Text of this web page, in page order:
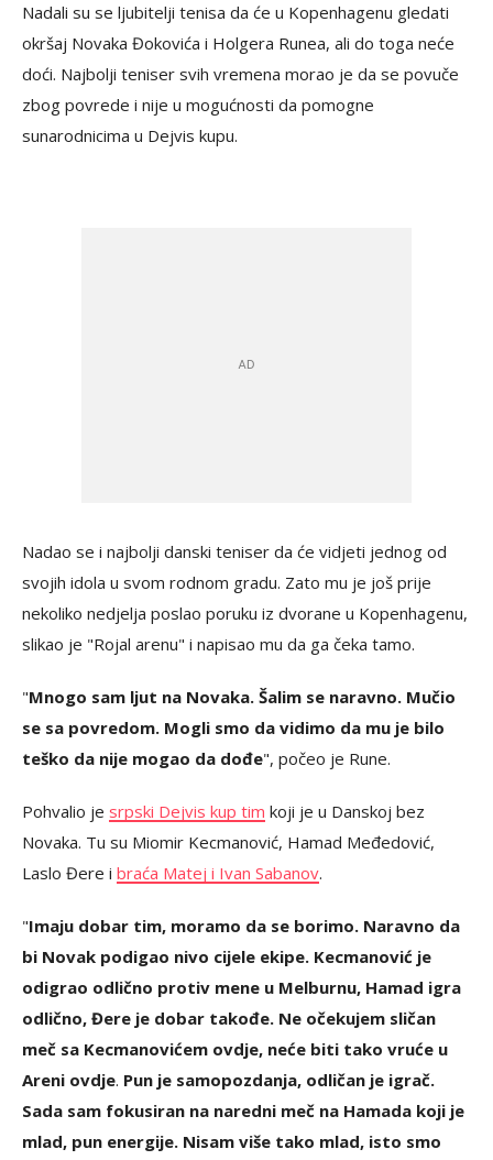
Nadali su se ljubitelji tenisa da će u Kopenhagenu gledati
okršaj Novaka Đokovića i Holgera Runea, ali do toga neće
doći. Najbolji teniser svih vremena morao je da se povuče
zbog povrede i nije u mogućnosti da pomogne
sunarodnicima u Dejvis kupu.
Nadao se i najbolji danski teniser da će vidjeti jednog od
svojih idola u svom rodnom gradu. Zato mu je još prije
nekoliko nedjelja poslao poruku iz dvorane u Kopenhagenu,
slikao je "Rojal arenu" i napisao mu da ga čeka tamo.
"Mnogo sam ljut na Novaka. Šalim se naravno. Mučio
se sa povredom. Mogli smo da vidimo da mu je bilo
teško da nije mogao da dođe", počeo je Rune.
Pohvalio je srpski Dejvis kup tim koji je u Danskoj bez
Novaka. Tu su Miomir Kecmanović, Hamad Međedović,
Laslo Đere i braća Matej i Ivan Sabanov.
"Imaju dobar tim, moramo da se borimo. Naravno da
bi Novak podigao nivo cijele ekipe. Kecmanović je
odigrao odlično protiv mene u Melburnu, Hamad igra
odlično, Đere je dobar takođe. Ne očekujem sličan
meč sa Kecmanovićem ovdje, neće biti tako vruće u
Areni ovdje. Pun je samopozdanja, odličan je igrač.
Sada sam fokusiran na naredni meč na Hamada koji je
mlad, pun energije. Nisam više tako mlad, isto smo